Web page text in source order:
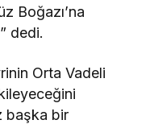
Boğazı’na
dedi.
Orta Vadeli
başka bir